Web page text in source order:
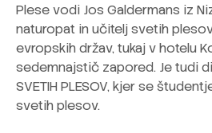
Plese vodi Jos Galdermans iz
naturopat in učitelj svetih
evropskih držav, tukaj v hotelu
sedemnajstič zapored. Je tudi
SVETIH PLESOV, kjer se
svetih plesov.